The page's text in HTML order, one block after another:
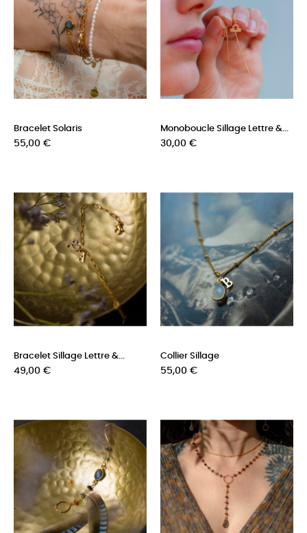
Bracelet Solaris
Prix
55,00 €
Monoboucle Sillage Lettre &...
Prix
30,00 €
Bracelet Sillage Lettre &...
Prix
49,00 €
Collier Sillage
Prix
55,00 €